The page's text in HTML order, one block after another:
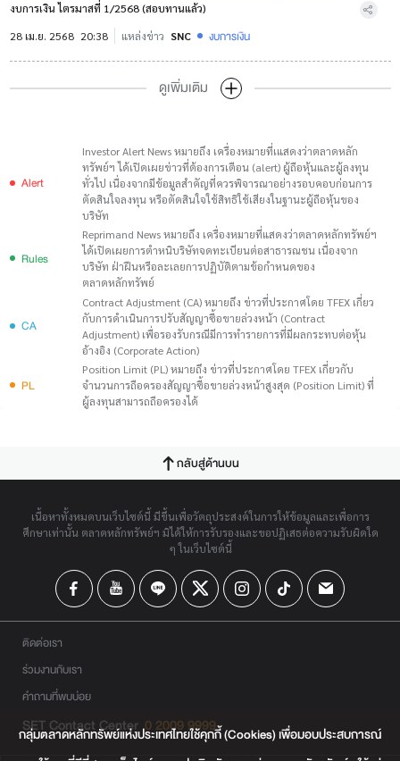
งบการเงิน ไตรมาสที่ 1/2568 (สอบทานแล้ว)
28 เม.ย. 2568 20:38 แหล่งข่าว SNC งบการเงิน
ดูเพิ่มเติม
Alert
Investor Alert News หมายถึง เครื่องหมายที่เแสดงว่าตลาดหลัก
ทรัพย์ฯ ได้เปิดเผยข่าวที่ต้องการเตือน (alert) ผู้ถือหุ้นและผู้ลงทุน
ทั่วไป เนื่องจากมีข้อมูลสำคัญที่ควรพิจารณาอย่างรอบคอบก่อนการ
ตัดสินใจลงทุน หรือตัดสินใจใช้สิทธิใช้เสียงในฐานะผู้ถือหุ้นของ
บริษัท
Rules
Reprimand News หมายถึง เครื่องหมายที่แสดงว่าตลาดหลักทรัพย์ฯ
ได้เปิดเผยการตำหนิบริษัทจดทะเบียนต่อสาธารณชน เนื่องจาก
บริษัท ฝ่าฝืนหรือละเลยการปฏิบัติตามข้อกำหนดของ
ตลาดหลักทรัพย์
CA
Contract Adjustment (CA) หมายถึง ข่าวที่ประกาศโดย TFEX เกี่ยว
กับการดำเนินการปรับสัญญาซื้อขายล่วงหน้า (Contract
Adjustment) เพื่อรองรับกรณีมีการทำรายการที่มีผลกระทบต่อหุ้น
อ้างอิง (Corporate Action)
PL
Position Limit (PL) หมายถึง ข่าวที่ประกาศโดย TFEX เกี่ยวกับ
จำนวนการถือครองสัญญาซื้อขายล่วงหน้าสูงสุด (Position Limit) ที่
ผู้ลงทุนสามารถถือครองได้
กลับสู่ด้านบน
เนื้อหาทั้งหมดบนเว็บไซต์นี้ มีขึ้นเพื่อวัตถุประสงค์ในการให้ข้อมูลและเพื่อการ
ศึกษาเท่านั้น ตลาดหลักทรัพย์ฯ มิได้ให้การรับรองและขอปฏิเสธต่อความรับผิดใด
ๆ ในเว็บไซต์นี้
ติดต่อเรา
ร่วมงานกับเรา
คำถามที่พบบ่อย
SET Contact Center 0 2009 9999
กลุ่มตลาดหลักทรัพย์แห่งประเทศไทยใช้คุกกี้ (Cookies) เพื่อมอบประสบการณ์